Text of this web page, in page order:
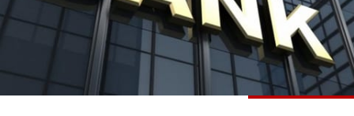
كأس العالم
البرامج
جدول البرامج